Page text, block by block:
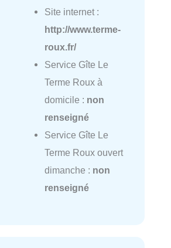
Site internet :
http://www.terme-
roux.fr/
Service Gîte Le
Terme Roux à
domicile : non
renseigné
Service Gîte Le
Terme Roux ouvert
dimanche : non
renseigné